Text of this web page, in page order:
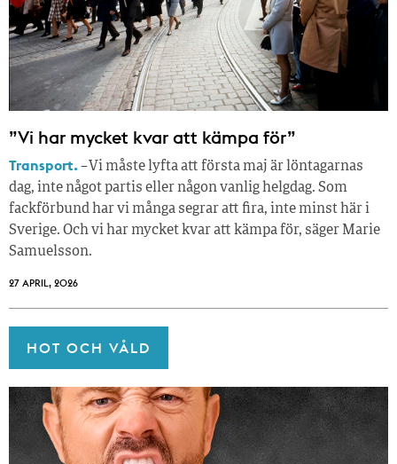
”Vi har mycket kvar att kämpa för”
Transport.– Vi måste lyfta att första maj är löntagarnas
dag, inte något partis eller någon vanlig helgdag. Som
fackförbund har vi många segrar att fira, inte minst här i
Sverige. Och vi har mycket kvar att kämpa för, säger Marie
Samuelsson.
27 APRIL, 2026
HOT OCH VÅLD